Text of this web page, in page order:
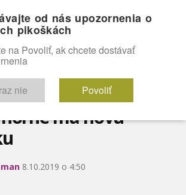
má novú
8.10.2019 o 4:50
od nás upozornenia o
pikoškách
na Povoliť, ak chcete dostávať
nie Povoliť